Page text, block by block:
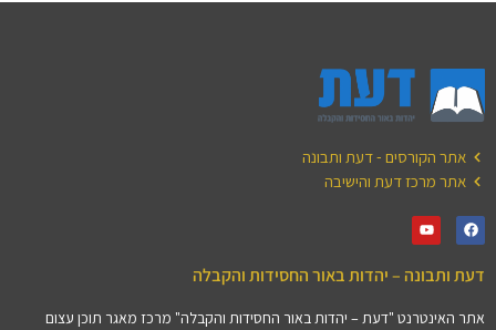
אתר הקורסים - דעת ותבונה
אתר מרכז דעת והישיבה
דעת ותבונה – יהדות באור החסידות והקבלה
אתר האינטרנט "דעת – יהדות באור החסידות והקבלה" מרכז מאגר תוכן עצום